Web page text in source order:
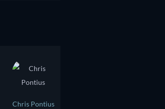
Chris Pontius